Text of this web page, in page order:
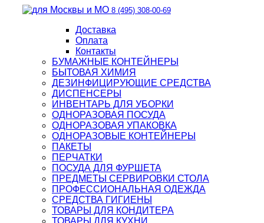
8 (495) 308-00-69
Доставка
Оплата
Контакты
БУМАЖНЫЕ КОНТЕЙНЕРЫ
БЫТОВАЯ ХИМИЯ
ДЕЗИНФИЦИРУЮЩИЕ СРЕДСТВА
ДИСПЕНСЕРЫ
ИНВЕНТАРЬ ДЛЯ УБОРКИ
ОДНОРАЗОВАЯ ПОСУДА
ОДНОРАЗОВАЯ УПАКОВКА
ОДНОРАЗОВЫЕ КОНТЕЙНЕРЫ
ПАКЕТЫ
ПЕРЧАТКИ
ПОСУДА ДЛЯ ФУРШЕТА
ПРЕДМЕТЫ СЕРВИРОВКИ СТОЛА
ПРОФЕССИОНАЛЬНАЯ ОДЕЖДА
СРЕДСТВА ГИГИЕНЫ
ТОВАРЫ ДЛЯ КОНДИТЕРА
ТОВАРЫ ДЛЯ КУХНИ